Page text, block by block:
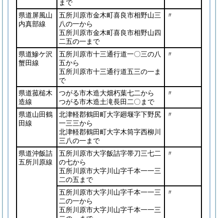
まで
県道屏風山
内真部線
五所川原市金木町喜良市相野山三
八の一から
五所川原市金木町喜良市相野山四
二五の一まで
〃
県道鰺ケ沢
蟹田線
五所川原市十三通行道一〇三の八
五から
五所川原市十三通行道五三の一ま
で
〃
県道菰槌木
造線
つがる市木造大畑朽葉七二から
つがる市木造土滝長田二〇まで
〃
県道山田鶴
田線
北津軽郡鶴田町大字廻堰字下野尻
一三三から
北津軽郡鶴田町大字木筒字西柳川
三八の一まで
〃
県道沖飯詰
五所川原線
五所川原市大字飯詰字帯刀三七二
の七から
五所川原市大字川山字千本一一三
二の五まで
〃
五所川原市大字川山字千本一一三
二の一から
五所川原市大字川山字千本一一三
〃